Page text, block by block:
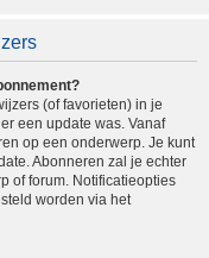
(of favorieten) in je
een update was. Vanaf
op een onderwerp. Je kunt
Abonneren zal je echter
of forum. Notificatieopties
worden via het